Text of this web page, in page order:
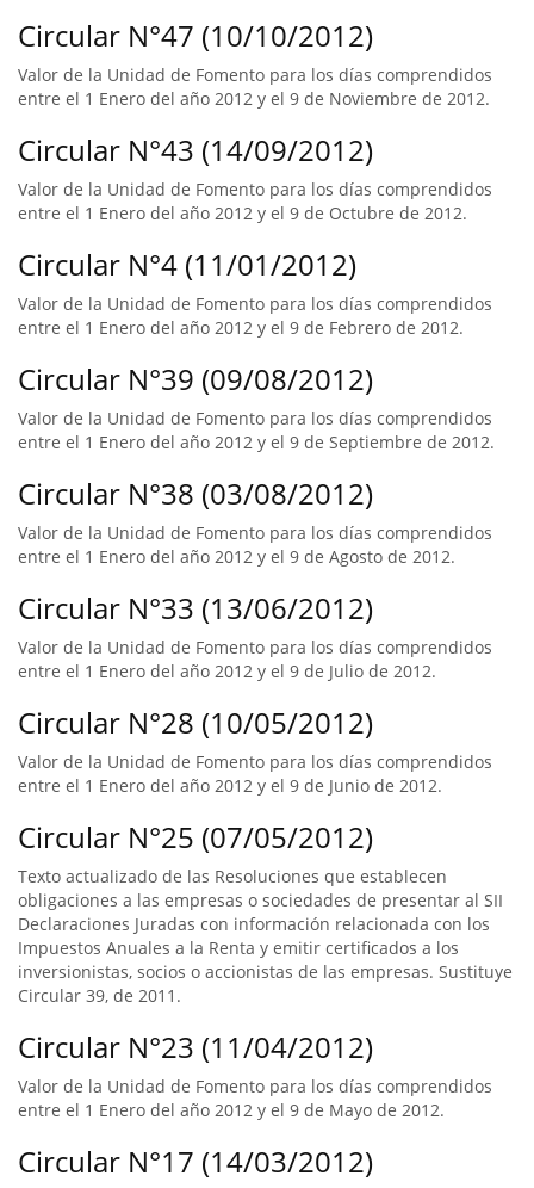
Circular N°47 (10/10/2012)
Valor de la Unidad de Fomento para los días comprendidos
entre el 1 Enero del año 2012 y el 9 de Noviembre de 2012.
Circular N°43 (14/09/2012)
Valor de la Unidad de Fomento para los días comprendidos
entre el 1 Enero del año 2012 y el 9 de Octubre de 2012.
Circular N°4 (11/01/2012)
Valor de la Unidad de Fomento para los días comprendidos
entre el 1 Enero del año 2012 y el 9 de Febrero de 2012.
Circular N°39 (09/08/2012)
Valor de la Unidad de Fomento para los días comprendidos
entre el 1 Enero del año 2012 y el 9 de Septiembre de 2012.
Circular N°38 (03/08/2012)
Valor de la Unidad de Fomento para los días comprendidos
entre el 1 Enero del año 2012 y el 9 de Agosto de 2012.
Circular N°33 (13/06/2012)
Valor de la Unidad de Fomento para los días comprendidos
entre el 1 Enero del año 2012 y el 9 de Julio de 2012.
Circular N°28 (10/05/2012)
Valor de la Unidad de Fomento para los días comprendidos
entre el 1 Enero del año 2012 y el 9 de Junio de 2012.
Circular N°25 (07/05/2012)
Texto actualizado de las Resoluciones que establecen
obligaciones a las empresas o sociedades de presentar al SII
Declaraciones Juradas con información relacionada con los
Impuestos Anuales a la Renta y emitir certificados a los
inversionistas, socios o accionistas de las empresas. Sustituye
Circular 39, de 2011.
Circular N°23 (11/04/2012)
Valor de la Unidad de Fomento para los días comprendidos
entre el 1 Enero del año 2012 y el 9 de Mayo de 2012.
Circular N°17 (14/03/2012)